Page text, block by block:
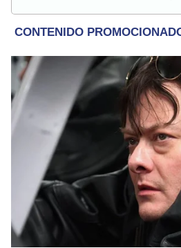
turismo, gastronomía y doblajes.